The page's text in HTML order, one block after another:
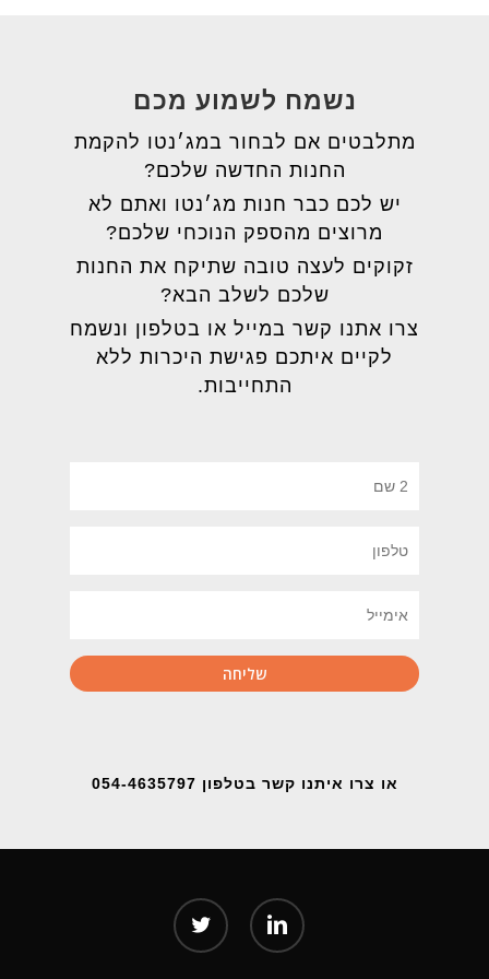
נשמח לשמוע מכם
מתלבטים אם לבחור במג׳נטו להקמת
החנות החדשה שלכם?
יש לכם כבר חנות מג׳נטו ואתם לא
מרוצים מהספק הנוכחי שלכם?
זקוקים לעצה טובה שתיקח את החנות
שלכם לשלב הבא?
צרו אתנו קשר במייל או בטלפון ונשמח
לקיים איתכם פגישת היכרות ללא
התחייבות.
או צרו איתנו קשר בטלפון 054-4635797
twitter linkedin